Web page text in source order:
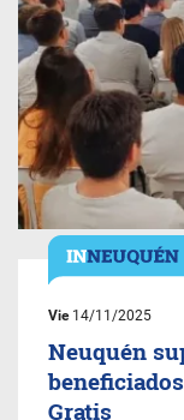
Vie14/11/2025
Neuquén
Gratis